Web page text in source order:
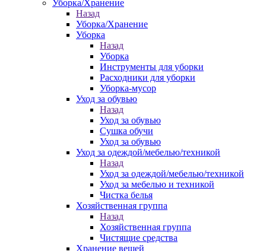
Уборка/Хранение
Назад
Уборка/Хранение
Уборка
Назад
Уборка
Инструменты для уборки
Расходники для уборки
Уборка-мусор
Уход за обувью
Назад
Уход за обувью
Сушка обучи
Уход за обувью
Уход за одеждой/мебелью/техникой
Назад
Уход за одеждой/мебелью/техникой
Уход за мебелью и техникой
Чистка белья
Хозяйственная группа
Назад
Хозяйственная группа
Чистящие средства
Хранение вещей